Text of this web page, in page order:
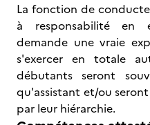
La fonction de
à responsabilité en
demande une vraie
s'exercer en totale
débutants seront
qu'assistant et/ou
par leur hiérarchie.